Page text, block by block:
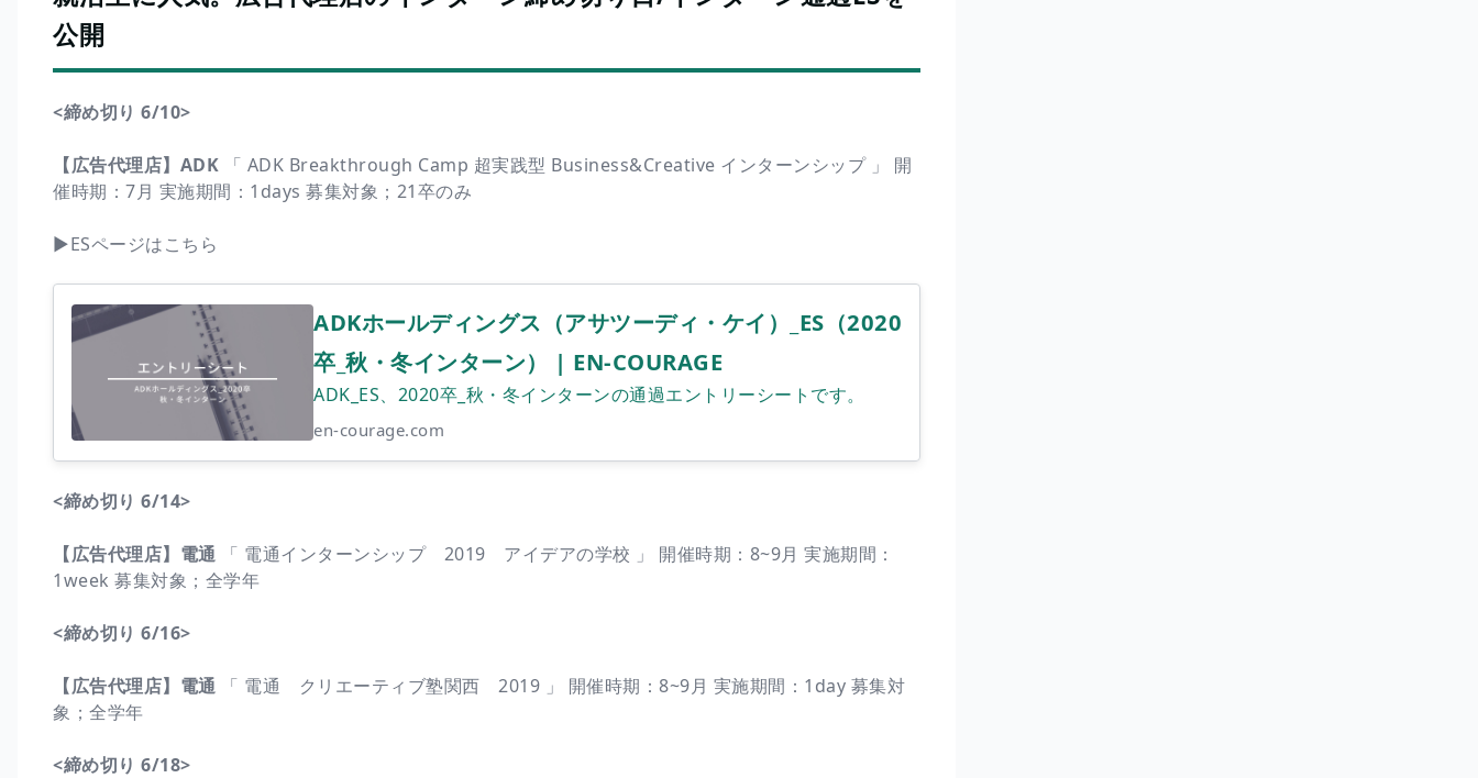
公開
<締め切り 6/10>
【広告代理店】ADK 「 ADK Breakthrough Camp 超実践型 Business&Creative インターンシップ 」 開
催時期：7月 実施期間：1days 募集対象；21卒のみ
▶︎ESページはこちら
ADKホールディングス（アサツーディ・ケイ）_ES（2020
卒_秋・冬インターン） | EN-COURAGE
ADK_ES、2020卒_秋・冬インターンの通過エントリーシートです。
en-courage.com
<締め切り 6/14>
【広告代理店】電通 「 電通インターンシップ 2019 アイデアの学校 」 開催時期：8~9月 実施期間：
1week 募集対象；全学年
<締め切り 6/16>
【広告代理店】電通 「 電通 クリエーティブ塾関西 2019 」 開催時期：8~9月 実施期間：1day 募集対
象；全学年
<締め切り 6/18>